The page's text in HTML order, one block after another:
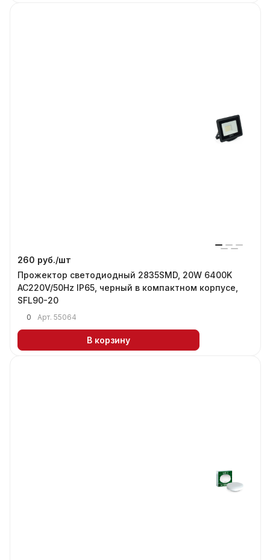
260 руб./шт
Прожектор светодиодный 2835SMD, 20W 6400K
AC220V/50Hz IP65, черный в компактном корпусе,
SFL90-20
0 Арт. 55064
В корзину